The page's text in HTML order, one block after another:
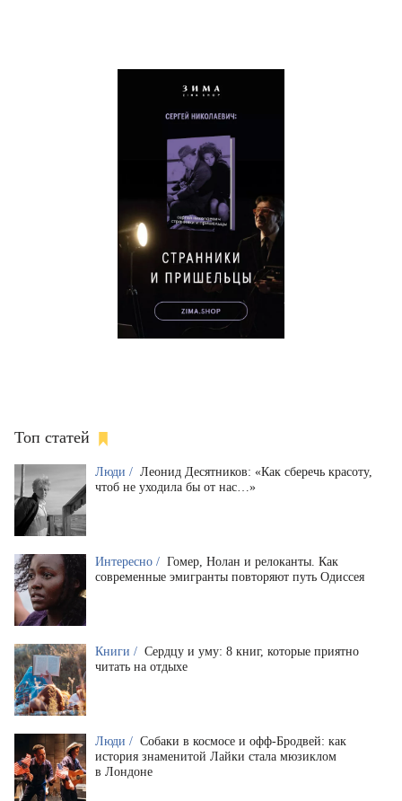
Топ статей
Люди / Леонид Десятников: «Как сберечь красоту,
чтоб не уходила бы от нас…»
Интересно / Гомер, Нолан и релоканты. Как
современные эмигранты повторяют путь Одиссея
Книги / Сердцу и уму: 8 книг, которые приятно
читать на отдыхе
Люди / Собаки в космосе и офф-Бродвей: как
история знаменитой Лайки стала мюзиклом
в Лондоне